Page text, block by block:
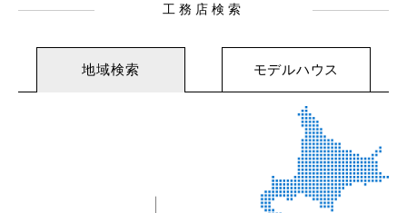
工務店検索
地域検索 モデルハウス